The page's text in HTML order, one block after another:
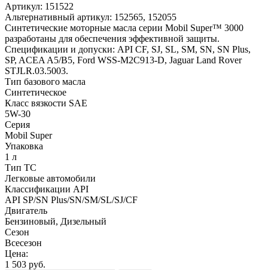
Артикул: 151522
Альтернативный артикул: 152565, 152055
Синтетические моторные масла серии Mobil Super™ 3000
разработаны для обеспечения эффективной защиты.
Спецификации и допуски: API CF, SJ, SL, SM, SN, SN Plus,
SP, ACEA A5/B5, Ford WSS-M2C913-D, Jaguar Land Rover
STJLR.03.5003.
Тип базового масла
Синтетическое
Класс вязкости SAE
5W-30
Серия
Mobil Super
Упаковка
1 л
Тип ТС
Легковые автомобили
Классификации API
API SP/SN Plus/SN/SM/SL/SJ/CF
Двигатель
Бензиновый, Дизельный
Сезон
Всесезон
Цена:
1 503 руб.